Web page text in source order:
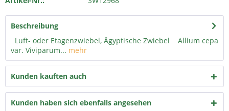
Beschreibung
Luft- oder Etagenzwiebel, Ägyptische Zwiebel Allium cepa
var. Viviparum... mehr
Kunden kauften auch
Kunden haben sich ebenfalls angesehen